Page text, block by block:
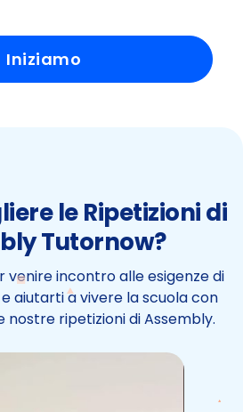
Iniziamo
le Ripetizioni di
Tutornow?
venire incontro alle esigenze di
aiutarti a vivere la scuola con
nostre ripetizioni di Assembly.